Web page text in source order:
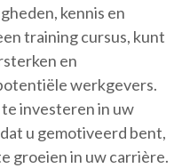
kennis en
training cursus, kunt
en
werkgevers.
investeren in uw
u gemotiveerd bent,
groeien in uw carrière.